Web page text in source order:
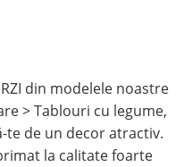
din modelele noastre
> Tablouri cu legume,
te de un decor atractiv.
la calitate foarte